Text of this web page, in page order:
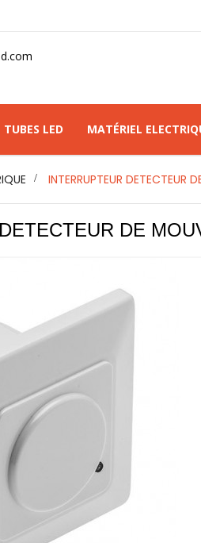
TUBES LED MATÉRIEL
> INTERRUPTEUR DETECTEUR
DE